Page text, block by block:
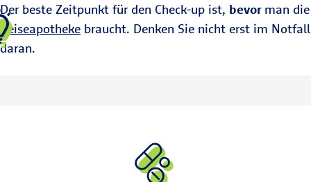
Der beste Zeitpunkt für den Check-up ist, bevor man die
Reiseapotheke braucht. Denken Sie nicht erst im Notfall
daran.